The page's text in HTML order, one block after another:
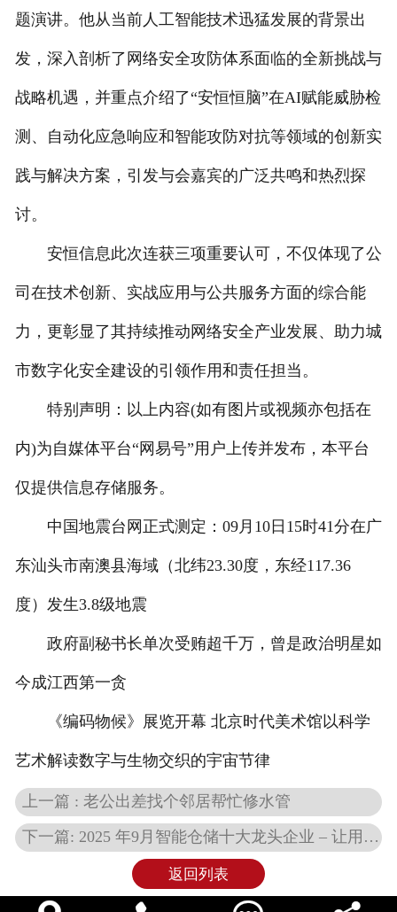
题演讲。他从当前人工智能技术迅猛发展的背景出
发，深入剖析了网络安全攻防体系面临的全新挑战与
战略机遇，并重点介绍了“安恒恒脑”在AI赋能威胁检
测、自动化应急响应和智能攻防对抗等领域的创新实
践与解决方案，引发与会嘉宾的广泛共鸣和热烈探
讨。
安恒信息此次连获三项重要认可，不仅体现了公
司在技术创新、实战应用与公共服务方面的综合能
力，更彰显了其持续推动网络安全产业发展、助力城
市数字化安全建设的引领作用和责任担当。
特别声明：以上内容(如有图片或视频亦包括在
内)为自媒体平台“网易号”用户上传并发布，本平台
仅提供信息存储服务。
中国地震台网正式测定：09月10日15时41分在广
东汕头市南澳县海域（北纬23.30度，东经117.36
度）发生3.8级地震
政府副秘书长单次受贿超千万，曾是政治明星如
今成江西第一贪
《编码物候》展览开幕 北京时代美术馆以科学
艺术解读数字与生物交织的宇宙节律
上一篇 : 老公出差找个邻居帮忙修水管
下一篇: 2025 年9月智能仓储十大龙头企业 – 让用户能够更加精准的选择
返回列表